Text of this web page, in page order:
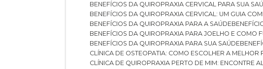
BENEFÍCIOS DA QUIROPRAXIA CERVICAL PARA SUA
BENEFÍCIOS DA QUIROPRAXIA CERVICAL: UM GUIA
BENEFÍCIOS DA QUIROPRAXIA PARA A SAÚDE
BENEFÍCIOS DA QUIROPRAXIA PARA JOELHO E COMO
BENEFÍCIOS DA QUIROPRAXIA PARA SUA SAÚDE
CLÍNICA DE OSTEOPATIA: COMO ESCOLHER A MELHOR
CLÍNICA DE QUIROPRAXIA PERTO DE MIM: ENCONTRE